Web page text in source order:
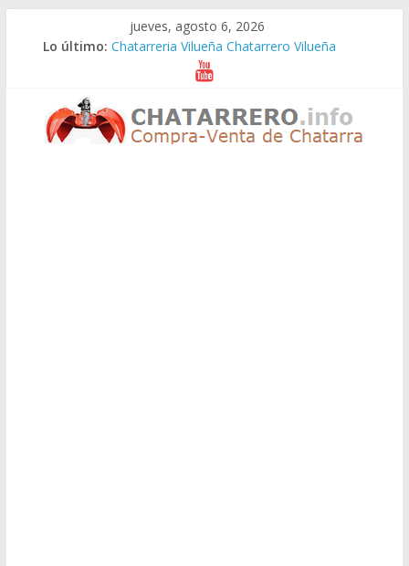
jueves, agosto 6, 2026
Lo último:
Chatarreria Vistabella Chatarrero Vistabella
Chatarreria Vilueña Chatarrero Vilueña
Chatarreria Zuera Chatarrero Zuera
Chatarreria Zaida Chatarrero Zaida